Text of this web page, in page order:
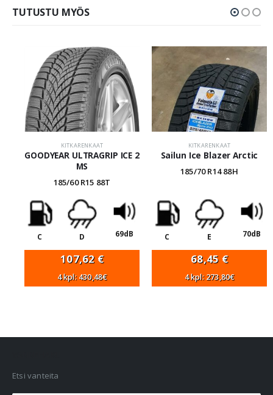
TUTUSTU MYÖS
KITKARENKAAT
GOODYEAR ULTRAGRIP ICE 2
MS
185/60 R15 88T
C D 69dB
107,62 €
4 kpl: 430,48€
KITKARENKAAT
Sailun Ice Blazer Arctic
185/70 R14 88H
C E 70dB
68,45 €
4 kpl: 273,80€
Etsi vanteita